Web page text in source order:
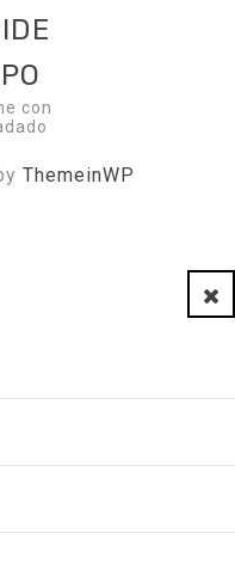
con
ThemeinWP